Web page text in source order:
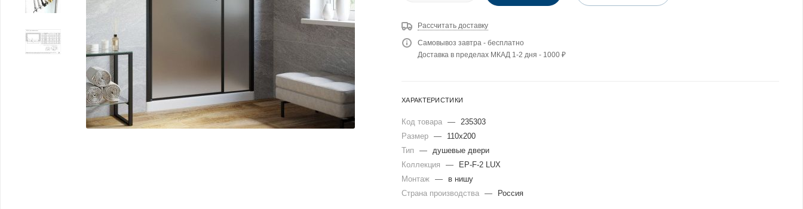
Рассчитать доставку
Самовывоз завтра - бесплатно
Доставка в пределах МКАД 1-2 дня - 1000 ₽
ХАРАКТЕРИСТИКИ
Код товара — 235303
Размер —
110x200
Тип
— душевые двери
Коллекция
—
EP-F-2 LUX
Монтаж —
в нишу
Страна производства — Россия